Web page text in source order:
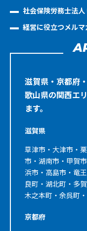
社会保険労務士法
経営に役立つメル
滋賀県・京都府
歌山県の関西エ
ます。
滋賀県
草津市・大津市・
市・湖南市・甲賀
浜市・高島市・竜
良町・湖北町・多
木之本町・余呉町
京都府